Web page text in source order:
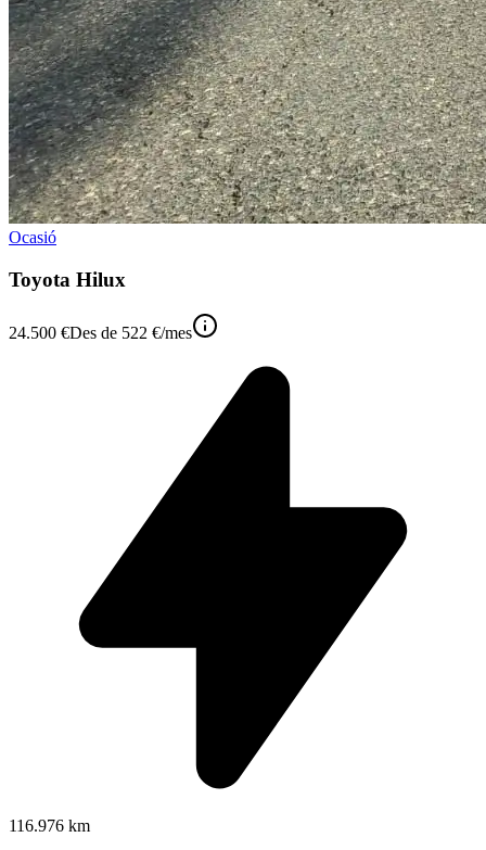
Ocasió
Toyota Hilux
24.500 €Des de 522 €/mes
116.976 km